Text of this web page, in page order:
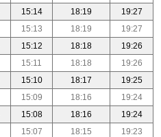
15:14 18:19
19:27
15:13 18:19
19:27
15:12 18:18
19:26
15:11 18:18
19:26
15:10 18:17
19:25
15:09 18:16
19:24
15:08 18:16
19:24
15:07 18:15
19:23